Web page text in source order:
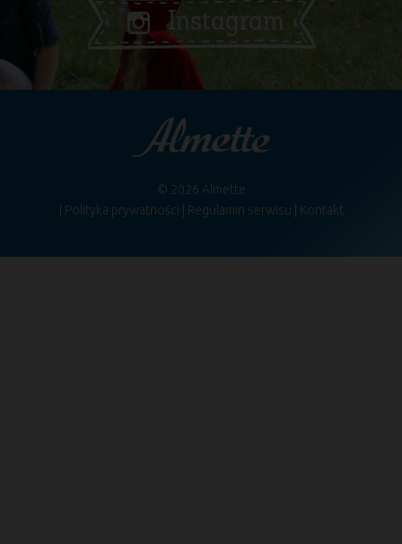
Instagram
© 2026 Almette
Polityka prywatności
Regulamin serwisu Kontakt